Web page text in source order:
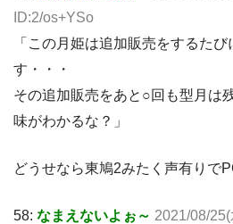
ID:2/os+YSo
「この月姫は追加販売をするた
す・・・
その追加販売をあと○回も型月は
味がわかるな？」
どうせなら東鳩2みたく声有りで
58: なまえないよぉ～ 2021/08/